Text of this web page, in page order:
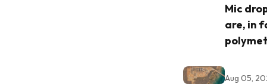
Mic
are, in
Aug 05,